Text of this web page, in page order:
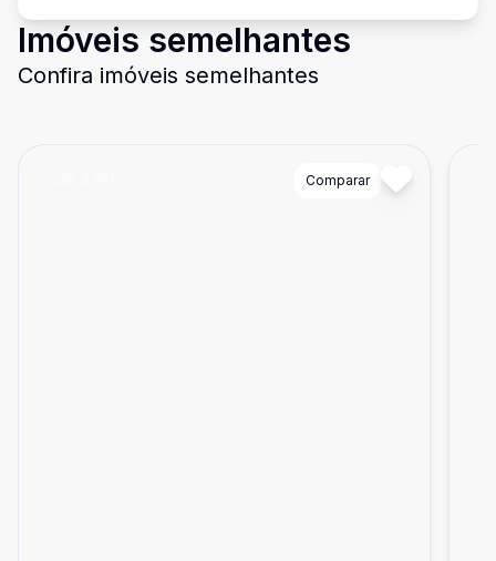
Imóveis semelhantes
Confira imóveis semelhantes
Comparar